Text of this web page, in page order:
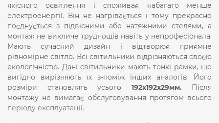
якісного освітлення і споживає набагато менше
електроенергії. Він не нагрівається і тому прекрасно
поєднується з підвісними або натяжними стелями, а
монтаж не викличе труднощів навіть у непрофесіонала.
Мають сучасний дизайн і відтворює приємне
рівномірне світло. Всі світильники відрізняються своєю
екологічністю. Дані світильники мають тонкі рамки, що
вигідно вирізняють їх з-поміж інших аналогів. Його
розміри становлять усього 192x192x29мм. Після
монтажу не вимагає обслуговування протягом всього
періоду експлуатації.